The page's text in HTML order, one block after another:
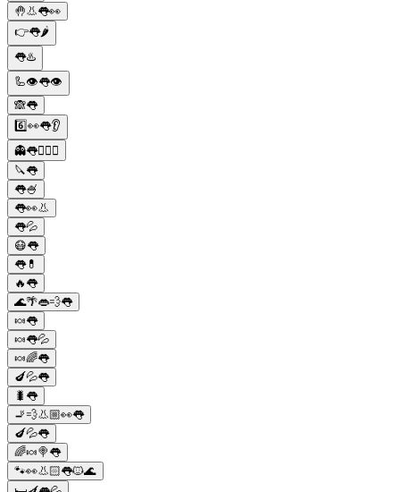
🤚👃👅👀
👉👅🌶
👅♨️
🦾👁👅👁
🙈👅
6️⃣👀👅👂
👻👅🙎🏻‍♂️
🔪👅
👅🍧
👅👀👃
👅💦
😷👅
👅💊
🔥👅
🌊🌴👄💨👅
🍬👅
🍬👅💦
🍬🌈👅
🍆💦👅
🐛👅
🚬💨👃🏼👀👅
🍆💦👅
🌈🍬🍭👅
🐾👀👃🏻👅🐱🌊